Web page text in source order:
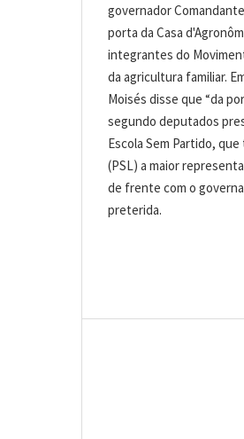
governador
porta da Casa
integrantes do
da agricultura familiar.
Moisés disse que “da
segundo deputados
Escola Sem Partido,
(PSL) a maior
de frente com o
preterida.